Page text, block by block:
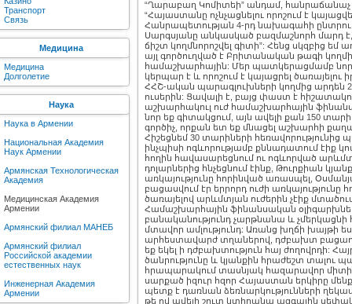
Транспорт
Связь
Медицина
Медицина
Долголетие
Наука
Наука в Армении
Национальная Академия
Наук Армении
Армянская Технологическая
Академия
Медицинская Академия
Армении
Армянский филиал МАНЕБ
Армянский филиал
Российской академии
естественных наук
Инженерная Академия
Армении
“Ղարաբաղ Կոմիտեի” անդամ, հանրաճանաչ
“Հայաստանը ոչնչացնելու որոշում է
Հանրապետության 4-րդ նախագահի
Սարգսյանը անկասկած բազմաշնորհ մարդ
ճիշտ կողմնորոշվել գիտի”: Հենց սկզբից
այլ գործուղված է Բրիտանական թագի
համաշխարհային: Մեր պատկերացմամբ
կերպար է և որոշում է կայացրել
ՀՀՇ-ական պարագլուխների կողմից արդեն
ուսերին: Ցավալի է, բայց փաստ է
աշխարհակուլ ուժ համաշխարհային
նոր եք գիտակցում, այն ավելի քան 150
գործիչ, որքան ետ եք մնացել աշխարհի
Հիշեցնեմ 30 տարիների
ինչպիսի ոգևորությամբ քննադատում էիք
հողին հավասարեցնում ու ոգևորված
դոլարներից հնչեցնում էինք, Թուրքիան
առկայությունը հորինված առասպել,
բացասվում էր երրորդ ուժի առկայությունը
ծառայելով արևմտյան ուժերին չէիք
Համաշխարհային ֆինանսական
բանականությունդ չարթնանա և չմերկացնի
մտավոր ամլությունդ: Առանց խղճի խայթի
արհեստավարժ տղաներով, դժբախտ
եք եկել ի դժբախտություն հայ ժողովրդի:
ծանրությունը և կյանքին հրաժեշտ
հրապարակում տասնյակ հազարավոր
սարքած իզուր հզոր Հայաստան երկիրը
պետք է դառնան ձեռնարկությունների
թե ով ավելի շուտ կտիրանա ազգային